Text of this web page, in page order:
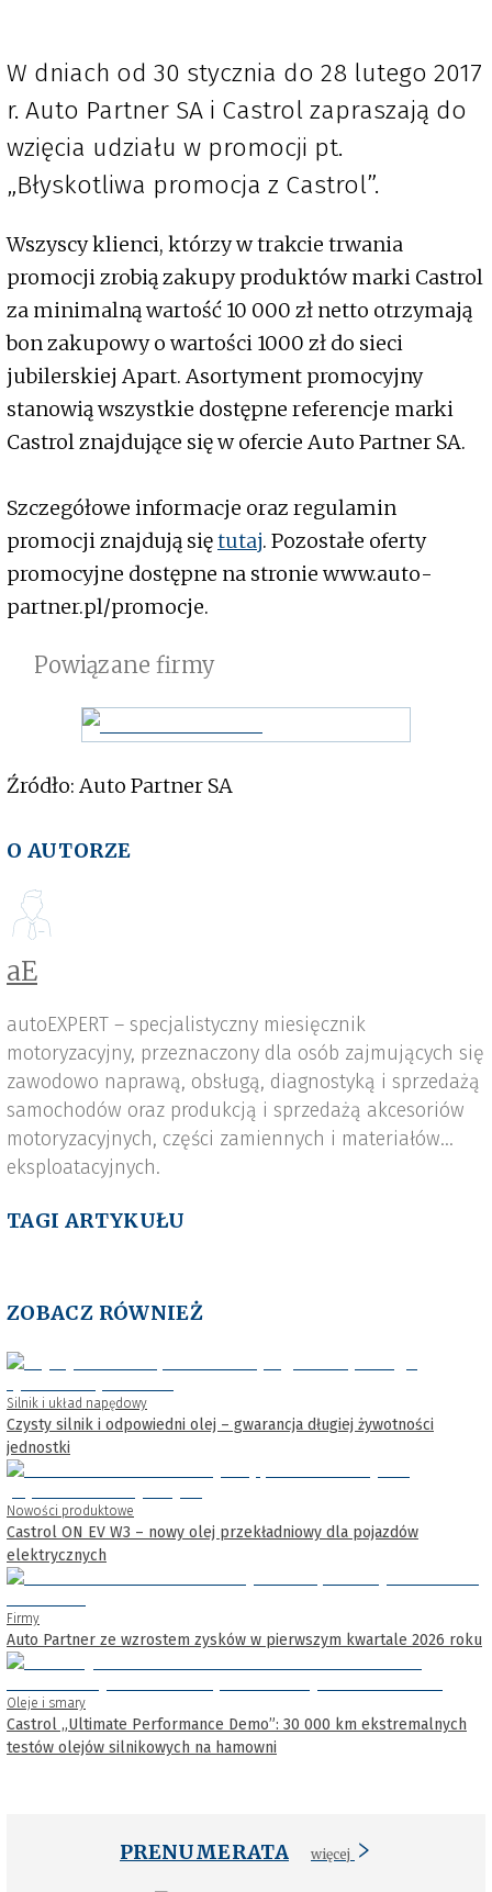
W dniach od 30 stycznia do 28 lutego 2017
r. Auto Partner SA i Castrol zapraszają do
wzięcia udziału w promocji pt.
„Błyskotliwa promocja z Castrol”.
Wszyscy klienci, którzy w trakcie trwania
promocji zrobią zakupy produktów marki Castrol
za minimalną wartość 10 000 zł netto otrzymają
bon zakupowy o wartości 1000 zł do sieci
jubilerskiej Apart. Asortyment promocyjny
stanowią wszystkie dostępne referencje marki
Castrol znajdujące się w ofercie Auto Partner SA.
Szczegółowe informacje oraz regulamin
promocji znajdują siętutaj. Pozostałe oferty
promocyjne dostępne na stronie www.auto-
partner.pl/promocje.
Powiązane firmy
Źródło: Auto Partner SA
O AUTORZE
aE
autoEXPERT – specjalistyczny miesięcznik
motoryzacyjny, przeznaczony dla osób zajmujących się
zawodowo naprawą, obsługą, diagnostyką i sprzedażą
samochodów oraz produkcją i sprzedażą akcesoriów
motoryzacyjnych, części zamiennych i materiałów
eksploatacyjnych.
TAGI ARTYKUŁU
ZOBACZ RÓWNIEŻ
Silnik i układ napędowy
Czysty silnik i odpowiedni olej – gwarancja długiej żywotności
jednostki
Nowości produktowe
Castrol ON EV W3 – nowy olej przekładniowy dla pojazdów
elektrycznych
Firmy
Auto Partner ze wzrostem zysków w pierwszym kwartale 2026 roku
Oleje i smary
Castrol „Ultimate Performance Demo”: 30 000 km ekstremalnych
testów olejów silnikowych na hamowni
PRENUMERATA więcej